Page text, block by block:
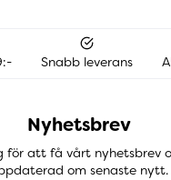
Snabb leverans
Nyhetsbrev
för att få vårt nyhetsbrev
om senaste nytt.